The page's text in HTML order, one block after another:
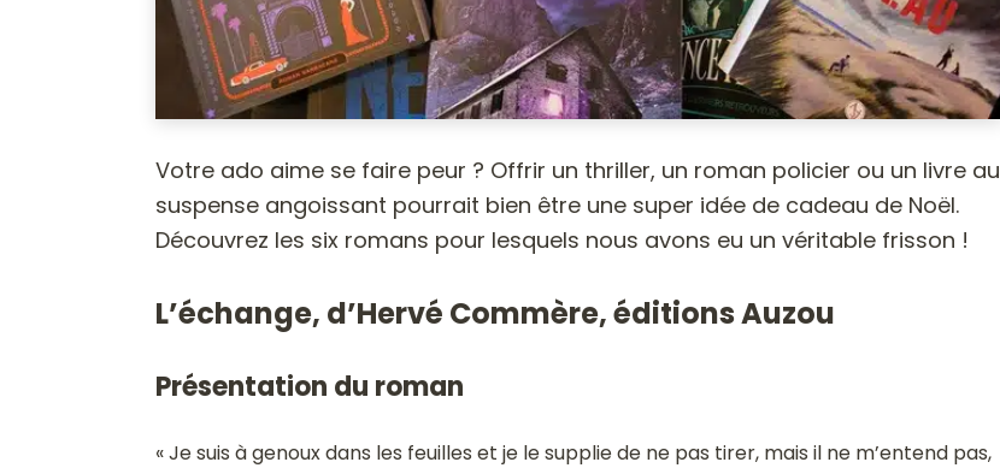
Votre ado aime se faire peur ? Offrir un thriller, un roman policier ou un livre au
suspense angoissant pourrait bien être une super idée de cadeau de Noël.
Découvrez les six romans pour lesquels nous avons eu un véritable frisson !
L’échange, d’Hervé Commère, éditions Auzou
Présentation du roman
« Je suis à genoux dans les feuilles et je le supplie de ne pas tirer, mais il ne m’entend pas,